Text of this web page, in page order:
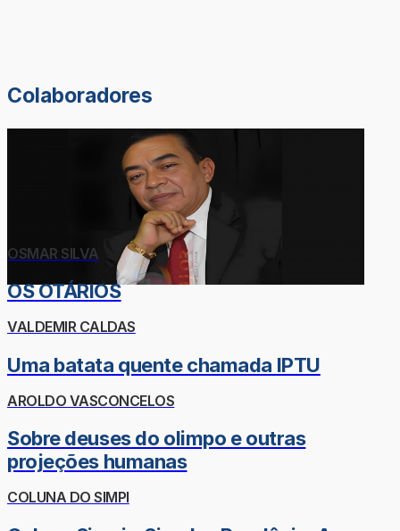
Colaboradores
OSMAR SILVA
OS OTÁRIOS
VALDEMIR CALDAS
Uma batata quente chamada IPTU
AROLDO VASCONCELOS
Sobre deuses do olimpo e outras
projeções humanas
COLUNA DO SIMPI